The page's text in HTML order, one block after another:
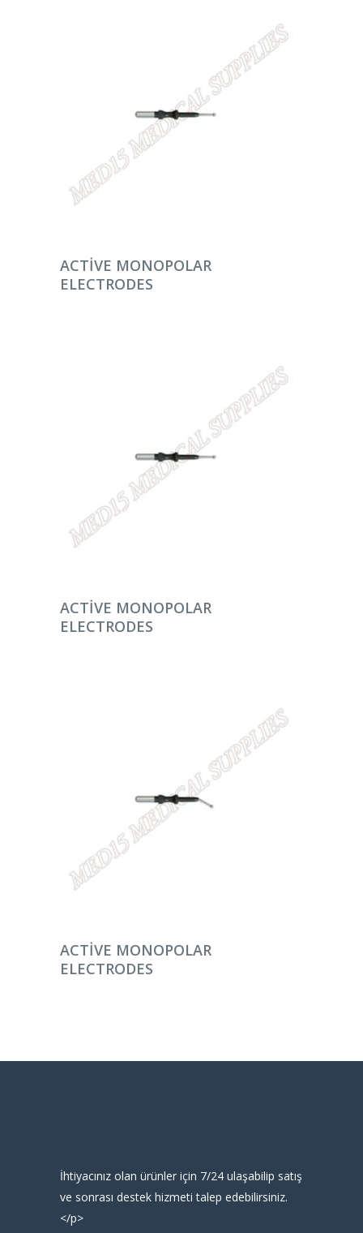
DEVAMINI OKU
ACTIVE MONOPOLAR
ELECTRODES
DEVAMINI OKU
ACTIVE MONOPOLAR
ELECTRODES
DEVAMINI OKU
ACTIVE MONOPOLAR
ELECTRODES
İhtiyacınız olan ürünler için 7/24 ulaşabilip satış
ve sonrası destek hizmeti talep edebilirsiniz.
</p>